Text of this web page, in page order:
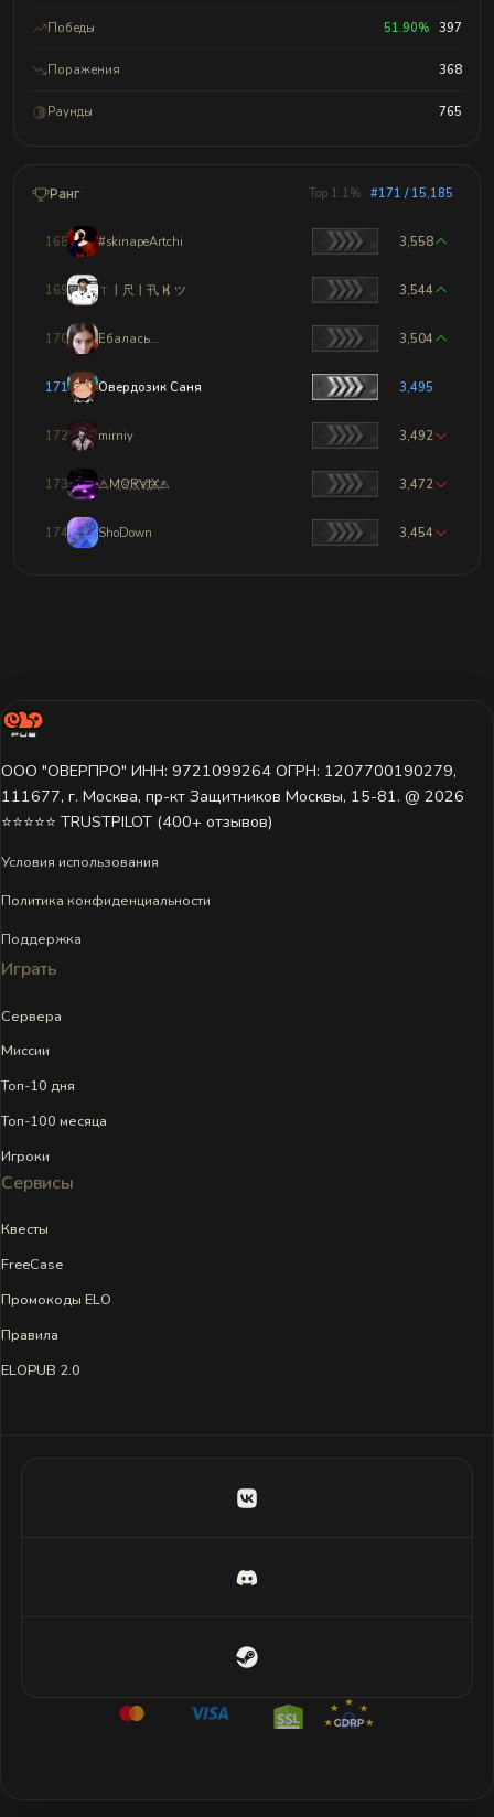
Победы 51.90% 397
Поражения 368
Раунды 765
Ранг Top 1.1% #171 / 15,185
168 #skinapeArtchi 3,558
169 ㄒ丨尺丨卂 Ҝ丨ツ 3,544
170 Ебалась... 3,504
171 Овердозик Саня 3,495
172 mirniy 3,492
173 ⚠M҉O҉R҉V҉I҉X҉⚠ 3,472
174 ShoDown 3,454
ООО "ОВЕРПРО" ИНН: 9721099264 ОГРН: 1207700190279,
111677, г. Москва, пр-кт Защитников Москвы, 15-81. @ 2026 ㅤ
⭐⭐⭐⭐⭐ TRUSTPILOT (400+ отзывов)
Условия использования
Политика конфиденциальности
Поддержка
Играть
Сервера
Миссии
Топ-10 дня
Топ-100 месяца
Игроки
Сервисы
Квесты
FreeCase
Промокоды ELO
Правила
ELOPUB 2.0